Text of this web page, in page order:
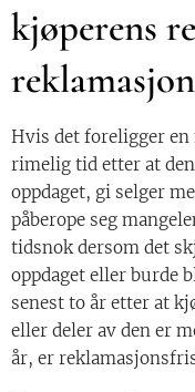
kjøperens
Hvis det foreligger en
rimelig tid etter at
oppdaget, gi selger
påberope seg
tidsnok dersom det
oppdaget eller burde
senest to år etter at
eller deler av den er
år, er